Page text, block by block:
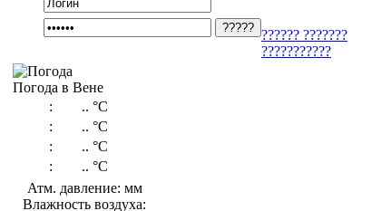
?????? ???????
???????????
Погода в Вене
:
.. °C
:
.. °C
:
.. °C
:
.. °C
Атм. давление: мм
Влажность воздуха: